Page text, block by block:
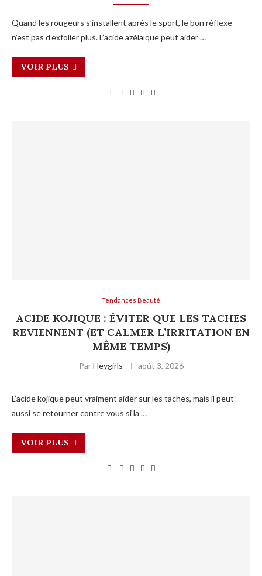
Quand les rougeurs s’installent après le sport, le bon réflexe
n’est pas d’exfolier plus. L’acide azélaïque peut aider …
VOIR PLUS
Tendances Beauté
ACIDE KOJIQUE : ÉVITER QUE LES TACHES
REVIENNENT (ET CALMER L’IRRITATION EN
MÊME TEMPS)
ParHeygirls août 3, 2026
L’acide kojique peut vraiment aider sur les taches, mais il peut
aussi se retourner contre vous si la …
VOIR PLUS